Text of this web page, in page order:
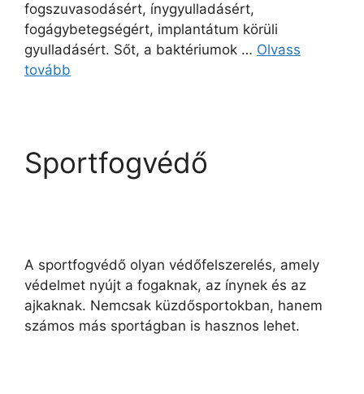
fogszuvasodásért, ínygyulladásért,
fogágybetegségért, implantátum körüli
gyulladásért. Sőt, a baktériumok … Olvass
tovább
Sportfogvédő
A sportfogvédő olyan védőfelszerelés, amely
védelmet nyújt a fogaknak, az ínynek és az
ajkaknak. Nemcsak küzdősportokban, hanem
számos más sportágban is hasznos lehet.